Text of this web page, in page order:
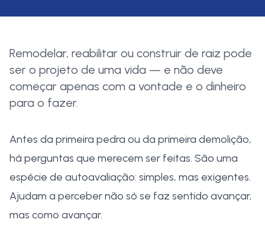
Remodelar, reabilitar ou construir de raiz pode
ser o projeto de uma vida — e não deve
começar apenas com a vontade e o dinheiro
para o fazer.
Antes da primeira pedra ou da primeira demolição,
há perguntas que merecem ser feitas. São uma
espécie de autoavaliação: simples, mas exigentes.
Ajudam a perceber não só se faz sentido avançar,
mas como avançar.